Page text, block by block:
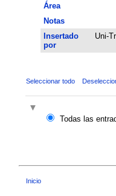
Área
Notas
Insertado
por
Uni-
Seleccionar todo
Todas las
Inicio